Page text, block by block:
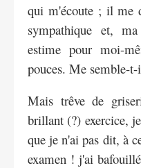
qui m'écoute ; il me
sympathique et,
estime pour moi-
pouces. Me semble-
Mais trêve de
brillant (?) exercice,
que je n'ai pas dit, à
examen ! j'ai